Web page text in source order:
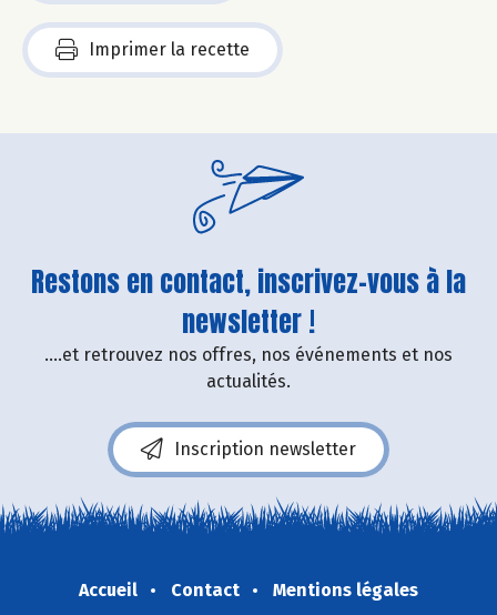
Imprimer la recette
Restons en contact, inscrivez-vous à la
newsletter !
....et retrouvez nos offres, nos événements et nos
actualités.
Inscription newsletter
Accueil Contact
Mentions légales